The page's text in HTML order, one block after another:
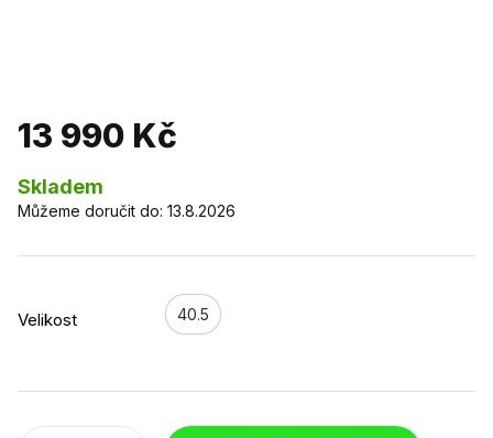
13 990 Kč
Skladem
Velikost 40.5
Můžeme doručit do: 13.8.2026